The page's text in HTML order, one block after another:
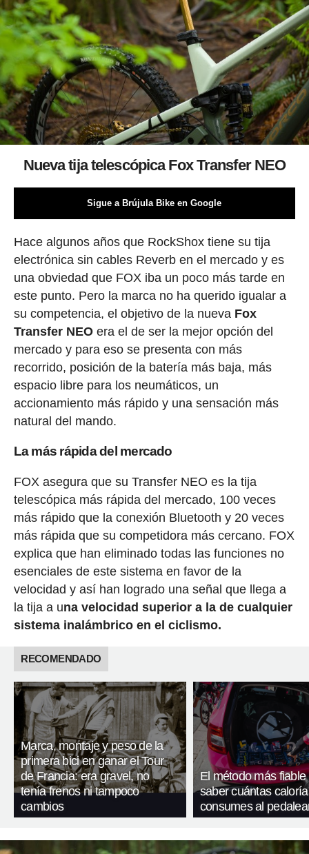
Nueva tija telescópicaFox Transfer NEO
Sigue a Brújula Bike en Google
Hace algunos años que RockShox tiene su tija
electrónica sin cables Reverb en el mercado y es
una obviedad que FOX iba un poco más tarde en
este punto. Pero la marca no ha querido igualar a
su competencia, el objetivo de la nueva Fox
Transfer NEOera el de ser la mejor opción del
mercado y para eso se presenta con más
recorrido, posición de la batería más baja, más
espacio libre para los neumáticos, un
accionamiento más rápido y una sensación más
natural del mando.
La más rápida del mercado
FOX asegura que su Transfer NEO es la tija
telescópica más rápida del mercado, 100 veces
más rápido que la conexión Bluetooth y 20 veces
más rápida que su competidora más cercano. FOX
explica que han eliminado todas las funciones no
esenciales de este sistema en favor de la
velocidad y así han logrado una señal que llega a
la tija a una velocidad superior a la de cualquier
sistema inalámbrico en el ciclismo.
RECOMENDADO
Marca, montaje y peso de la
primera bici en ganar el Tour
de Francia: era gravel, no
tenía frenos ni tampoco
cambios
El método más fiable
saber cuántas
consumes al